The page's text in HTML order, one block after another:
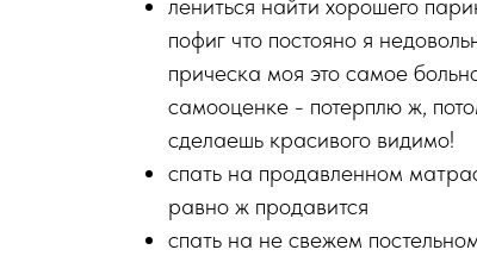
лениться найти хорошего
пофиг что постояно я
прическа моя это самое
самооценке - потерплю ж,
сделаешь красивого видимо!
спать на продавленном
равно ж продавится
спать на не свежем